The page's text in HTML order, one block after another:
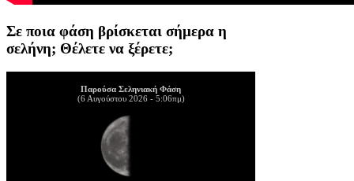
Σε ποια φάση βρίσκεται σήμερα η
σελήνη; Θέλετε να ξέρετε;
Παρούσα Σεληνιακή Φάση
(6 Αυγούστου 2026 - 5:06πμ)